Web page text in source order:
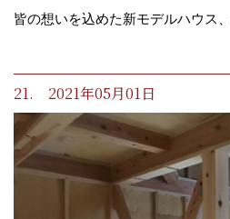
皆の想いを込めた新モデルハウス
21. 2021年05月01日